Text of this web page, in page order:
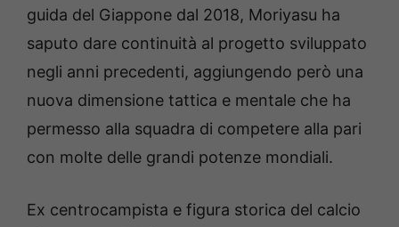
guida del Giappone dal 2018, Moriyasu ha
saputo dare continuità al progetto sviluppato
negli anni precedenti, aggiungendo però una
nuova dimensione tattica e mentale che ha
permesso alla squadra di competere alla pari
con molte delle grandi potenze mondiali.
Ex centrocampista e figura storica del calcio